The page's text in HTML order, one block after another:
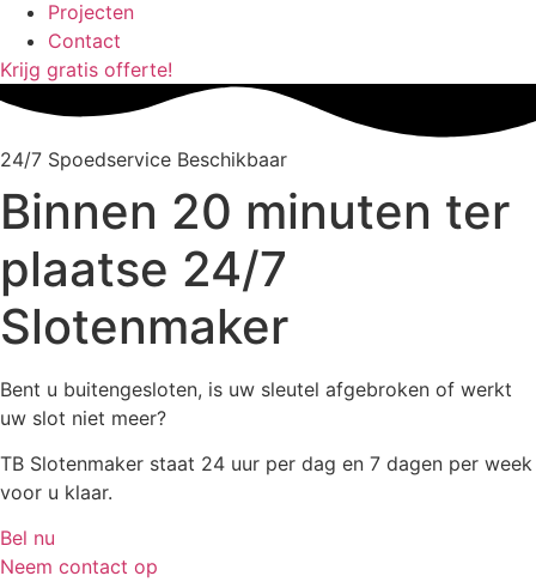
Projecten
Contact
Krijg gratis offerte!
24/7 Spoedservice Beschikbaar
Binnen 20 minuten ter
plaatse 24/7
Slotenmaker
Bent u buitengesloten, is uw sleutel afgebroken of werkt
uw slot niet meer?
TB Slotenmaker staat 24 uur per dag en 7 dagen per week
voor u klaar.
Bel nu
Neem contact op